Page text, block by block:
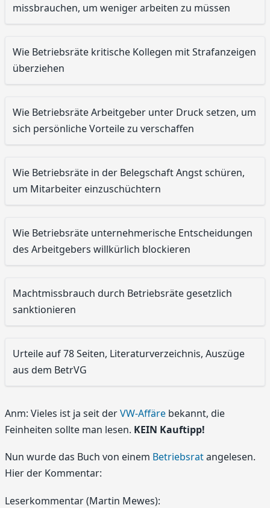
missbrauchen, um weniger arbeiten zu müssen
Wie Betriebsräte kritische Kollegen mit Strafanzeigen
überziehen
Wie Betriebsräte Arbeitgeber unter Druck setzen, um
sich persönliche Vorteile zu verschaffen
Wie Betriebsräte in der Belegschaft Angst schüren,
um Mitarbeiter einzuschüchtern
Wie Betriebsräte unternehmerische Entscheidungen
des Arbeitgebers willkürlich blockieren
Machtmissbrauch durch Betriebsräte gesetzlich
sanktionieren
Urteile auf 78 Seiten, Literaturverzeichnis, Auszüge
aus dem BetrVG
Anm: Vieles ist ja seit derVW-Affäre bekannt, die
Feinheiten sollte man lesen. KEIN Kauftipp!
Nun wurde das Buch von einem Betriebsratangelesen.
Hier der Kommentar:
Leserkommentar (Martin Mewes):